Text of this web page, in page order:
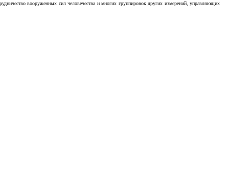
вооруженных сил человечества и многих группировок других измерений, управляющих